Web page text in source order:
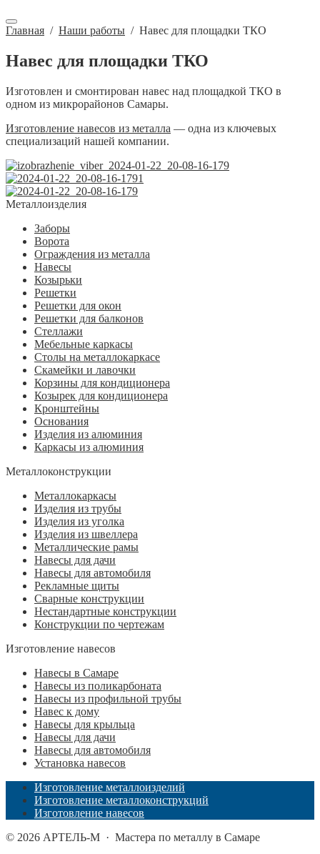
Главная / Наши работы / Навес для площадки ТКО
Навес для площадки ТКО
Изготовлен и смонтирован навес над площадкой ТКО в
одном из микрорайонов Самары.
Изготовление навесов из металла — одна из ключевых
специализаций нашей компании.
Металлоизделия
Заборы
Ворота
Ограждения из металла
Навесы
Козырьки
Решетки
Решетки для окон
Решетки для балконов
Стеллажи
Мебельные каркасы
Столы на металлокаркасе
Скамейки и лавочки
Корзины для кондиционера
Козырек для кондиционера
Кронштейны
Основания
Изделия из алюминия
Каркасы из алюминия
Металлоконструкции
Металлокаркасы
Изделия из трубы
Изделия из уголка
Изделия из швеллера
Металлические рамы
Навесы для дачи
Навесы для автомобиля
Рекламные щиты
Сварные конструкции
Нестандартные конструкции
Конструкции по чертежам
Изготовление навесов
Навесы в Самаре
Навесы из поликарбоната
Навесы из профильной трубы
Навес к дому
Навесы для крыльца
Навесы для дачи
Навесы для автомобиля
Установка навесов
Изготовление металлоизделий
Изготовление металлоконструкций
Изготовление навесов
© 2026 АРТЕЛЬ-М · Мастера по металлу в Самаре